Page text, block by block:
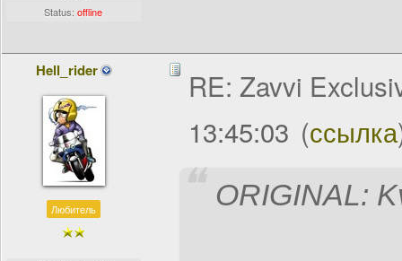
Status:offline
Hell_rider
Любитель
RE: Zavvi
13:45:03 (ссылка
ORIGINAL: